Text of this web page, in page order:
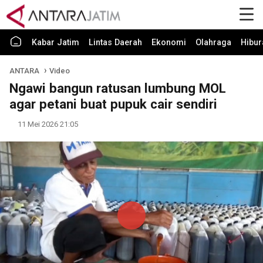
Kabar Jatim Lintas Daerah Ekonomi Olahraga
ANTARA Video
Ngawi bangun ratusan lumbung MOL
agar petani buat pupuk cair sendiri
11 Mei 2026 21:05
Play